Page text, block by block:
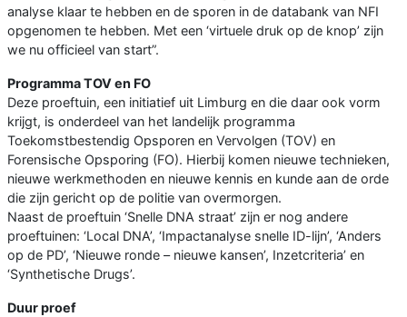
analyse klaar te hebben en de sporen in de databank van NFI
opgenomen te hebben. Met een ‘virtuele druk op de knop’ zijn
we nu officieel van start”.
Programma TOV en FO
Deze proeftuin, een initiatief uit Limburg en die daar ook vorm
krijgt, is onderdeel van het landelijk programma
Toekomstbestendig Opsporen en Vervolgen (TOV) en
Forensische Opsporing (FO). Hierbij komen nieuwe technieken,
nieuwe werkmethoden en nieuwe kennis en kunde aan de orde
die zijn gericht op de politie van overmorgen.
Naast de proeftuin ‘Snelle DNA straat’ zijn er nog andere
proeftuinen: ‘Local DNA’, ‘Impactanalyse snelle ID-lijn’, ‘Anders
op de PD’, ‘Nieuwe ronde – nieuwe kansen’, Inzetcriteria’ en
‘Synthetische Drugs’.
Duur proef